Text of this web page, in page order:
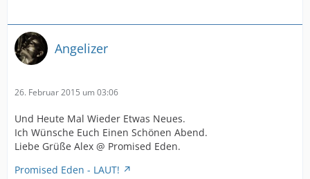
Angelizer
26. Februar 2015 um 03:06
Und Heute Mal Wieder Etwas Neues.
Ich Wünsche Euch Einen Schönen Abend.
Liebe Grüße Alex @ Promised Eden.
Promised Eden - LAUT!